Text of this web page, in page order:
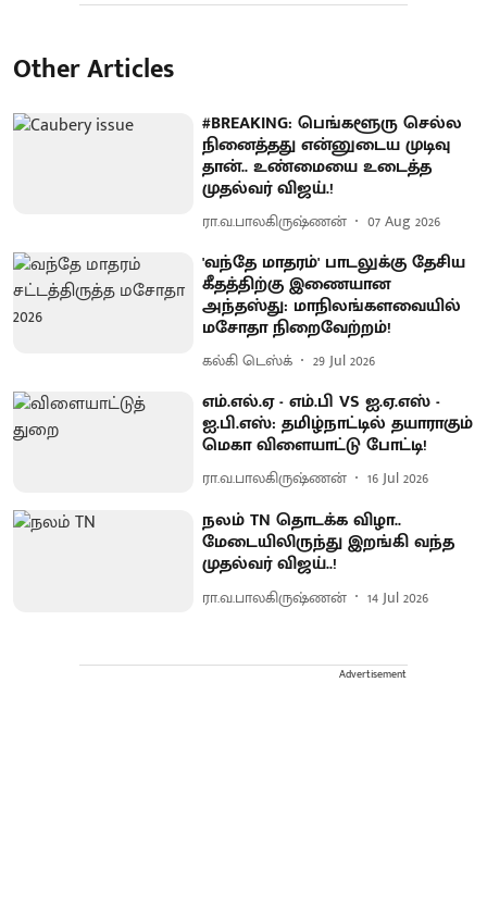
Other Articles
#BREAKING: பெங்களூரு செல்ல
நினைத்தது என்னுடைய முடிவு
தான்.. உண்மையை உடைத்த
முதல்வர் விஜய்.!
ரா.வ.பாலகிருஷ்ணன் 07 Aug 2026
'வந்தே மாதரம்' பாடலுக்கு தேசிய
கீதத்திற்கு இணையான
அந்தஸ்து: மாநிலங்களவையில்
மசோதா நிறைவேற்றம்!
கல்கி டெஸ்க் 29 Jul 2026
எம்.எல்.ஏ - எம்.பி VS ஐ.ஏ.எஸ் -
ஐ.பி.எஸ்: தமிழ்நாட்டில் தயாராகும்
மெகா விளையாட்டு போட்டி!
ரா.வ.பாலகிருஷ்ணன் 16 Jul 2026
நலம் TN தொடக்க விழா..
மேடையிலிருந்து இறங்கி வந்த
முதல்வர் விஜய்..!
ரா.வ.பாலகிருஷ்ணன் 14 Jul 2026
Advertisement